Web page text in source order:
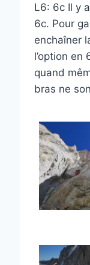
L6: 6c Il y
6c. Pour
enchaîner
l’option en
quand
bras ne